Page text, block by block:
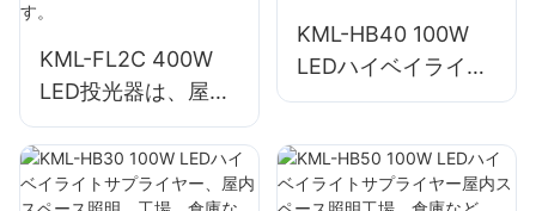
KML-FL2C 400W
LED投光器は、屋外
の建物のファサード
や建設現場の照明に
使用されます。
KML-HB40 100W
LEDハイベイライト
サプライヤー屋内ス
庫など。